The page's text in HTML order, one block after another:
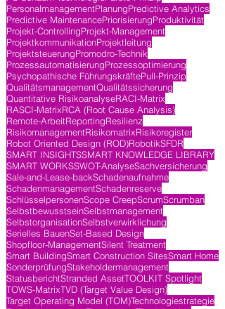
PersonalmanagementPlanungPredictive Analytics
Predictive MaintenancePriorisierungProduktivität
Projekt-ControllingProjekt-Management
ProjektkommunikationProjektleitung
ProjektsteuerungPromodro-Technik
ProzessautomatisierungProzessoptimierung
Psychopathische FührungskräftePull-Prinzip
QualitätsmanagementQualitätssicherung
Quantitative RisikoanalyseRACI-Matrix
RASCI-MatrixRCA (Root Cause Analysis)
Remote-ArbeitReportingResilienz
RisikomanagementRisikomatrixRisikoregister
Robot Oriented Design (ROD)RobotikSFDR
SMART INSIGHTSSMART KNOWLEDGE LIBRARY
SMART WORKSSWOT-AnalyseSachversicherung
Sale-and-Lease-backSchadenaufnahme
SchadenmanagementSchadenreserve
SchlüsselpersonenScope CreepScrumScrumban
SelbstbewusstseinSelbstmanagement
SelbstorganisationSelbstverwirklichung
Serielles BauenSet-Based Design
Shopfloor-ManagementSilent Treatment
Smart BuildingSmart Construction SitesSmart Home
SonderprüfungStakeholdermanagement
StatusberichtStranded AssetTOOLKIT Spotlight
TOWS-MatrixTVD (Target Value Design)
Target Operating Model (TOM)Technologiestrategie